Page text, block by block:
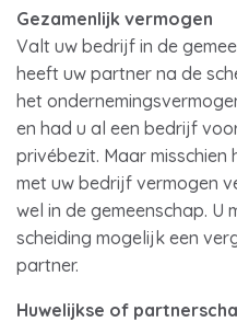
Gezamenlijk vermogen
Valt uw bedrijf in de
heeft uw partner na de
het
en had u al een bedrijf
privébezit. Maar
met uw bedrijf vermogen
wel in de gemeenschap. U
scheiding mogelijk een
partner.
Huwelijkse of